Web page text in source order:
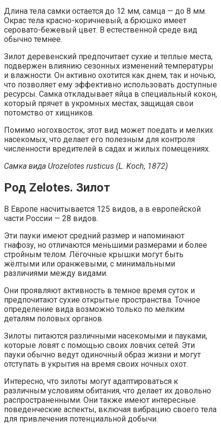
Длина тела самки остается до 12 мм, самца — до 8 мм.
Окрас тела красно-коричневый, а брюшко имеет
серовато-бежевый цвет. В естественной среде вид
обычно темнее.
Зилот деревенский предпочитает сухие и теплые места,
подвержен влиянию сезонных изменений температуры
и влажности. Он активно охотится как днем, так и ночью,
что позволяет ему эффективно использовать доступные
ресурсы. Самка откладывает яйца в специальный кокон,
который прячет в укромных местах, защищая свои
потомство от хищников.
Помимо ногохвосток, этот вид может поедать и мелких
насекомых, что делает его полезным для контроля
численности вредителей в садах и жилых помещениях.
Самка вида Urozelotes rusticus (L. Koch, 1872)
Род Zelotes. Зилот
В Европе насчитывается 125 видов, а в европейской
части России — 28 видов.
Эти пауки имеют средний размер и напоминают
гнафозу, но отличаются меньшими размерами и более
стройным телом. Лёгочные крышки могут быть
жёлтыми или оранжевыми, с минимальными
различиями между видами.
Они проявляют активность в темное время суток и
предпочитают сухие открытые пространства. Точное
определение вида возможно только по мелким
деталям половых органов.
Зилоты питаются различными насекомыми и пауками,
которые ловят с помощью своих ловчих сетей. Эти
пауки обычно ведут одиночный образ жизни и могут
отступать в укрытия на время своих ночных охот.
Интересно, что зилоты могут адаптироваться к
различным условиям обитания, что делает их довольно
распространенными. Они также имеют интересные
поведенческие аспекты, включая вибрацию своего тела
для привлечения потенциальной добычи.